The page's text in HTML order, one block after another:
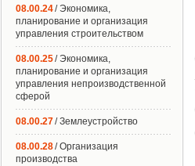
08.00.24/ Экономика,
планирование и организация
управления строительством
08.00.25/ Экономика,
планирование и организация
управления непроизводственной
сферой
08.00.27/ Землеустройство
08.00.28/ Организация
производства